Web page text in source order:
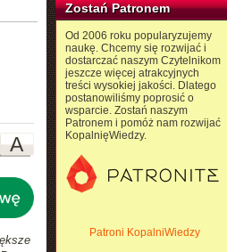
A
Zostań Patronem
Od 2006 roku popularyzujemy
naukę. Chcemy się rozwijać i
dostarczać naszym Czytelnikom
jeszcze więcej atrakcyjnych
treści wysokiej jakości. Dlatego
postanowiliśmy poprosić o
wsparcie. Zostań naszym
Patronem i pomóż nam rozwijać
KopalnięWiedzy.
Patroni KopalniWiedzy